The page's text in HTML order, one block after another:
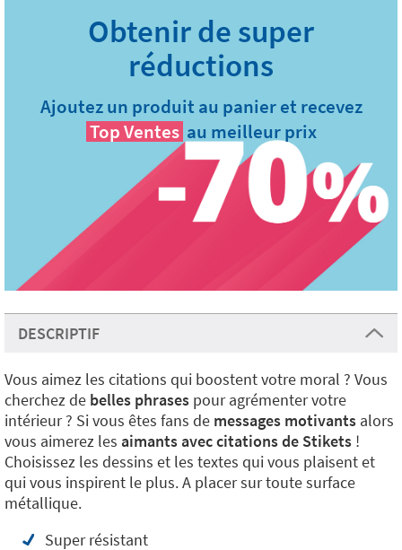
Ajoutez un produit au panier et recevez
Top Ventes au meilleur prix
DESCRIPTIF
Vous aimez les citations qui boostent votre moral ? Vous
cherchez de belles phrases pour agrémenter votre
intérieur ? Si vous êtes fans de messages motivants alors
vous aimerez les aimants avec citations de Stikets !
Choisissez les dessins et les textes qui vous plaisent et
qui vous inspirent le plus. A placer sur toute surface
métallique.
Super résistant